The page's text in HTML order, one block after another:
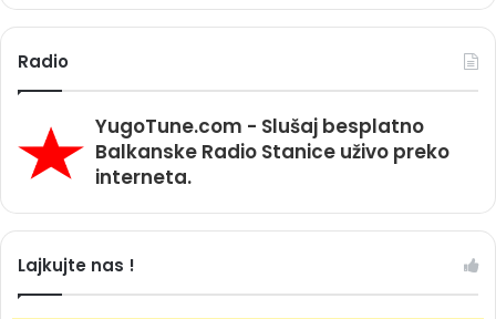
Radio
YugoTune.com - Slušaj besplatno
Balkanske Radio Stanice uživo preko
interneta.
Lajkujte nas !